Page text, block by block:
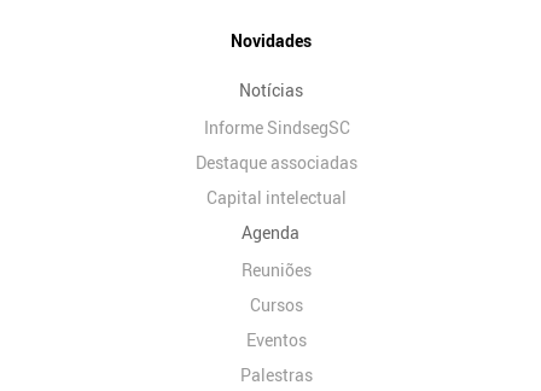
Novidades
Notícias
Informe SindsegSC
Destaque associadas
Capital intelectual
Agenda
Reuniões
Cursos
Eventos
Palestras